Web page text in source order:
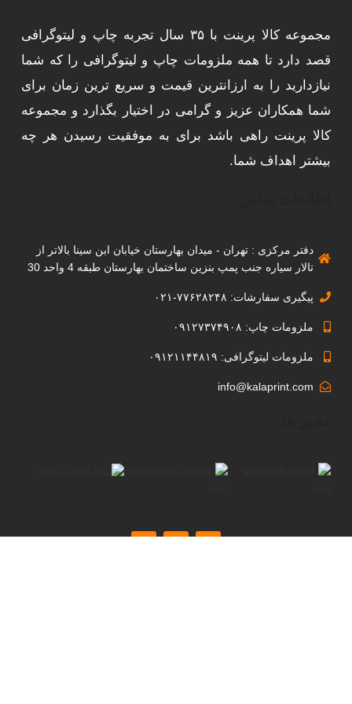
مجموعه کالا پرینت با ۳۵ سال تجربه چاپ و لیتوگرافی
قصد دارد تا همه ملزومات چاپ و لیتوگرافی را که شما
نیازدارید را به ارزانترین قیمت و سریع ترین زمان برای
شما همکاران عزیز و گرامی در اختیار بگذارد و مجموعه
کالا پرینت راهی باشد برای به موفقیت رسیدن هر چه
بیشتر اهداف شما.
دفتر مرکزی : تهران - میدان بهارستان خیابان ابن سینا بالاتر از
تالار سیاره جنب پمپ بنزین ساختمان بهارستان طبقه 4 واحد 30
پیگیری سفارشات: ۷۷۶۲۸۲۴۸-۰۲۱
ملزومات چاپ: ۰۹۱۲۷۳۷۴۹۰۸
ملزومات لیتوگرافی: ۰۹۱۲۱۱۴۴۸۱۹
info@kalaprint.com